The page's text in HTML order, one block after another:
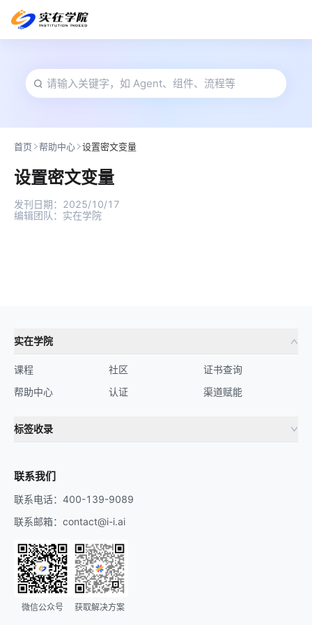
首页 帮助中心 设置密文变量
设置密文变量
发刊日期： 2025/10/17
编辑团队： 实在学院
实在学院
课程
帮助中心
社区
认证
证书查询
渠道赋能
标签收录
联系我们
联系电话：400-139-9089
联系邮箱：contact@i-i.ai
微信公众号 获取解决方案